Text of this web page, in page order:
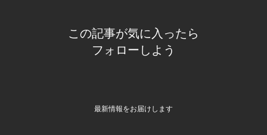
この記事が気に入ったら
フォローしよう
最新情報をお届けします